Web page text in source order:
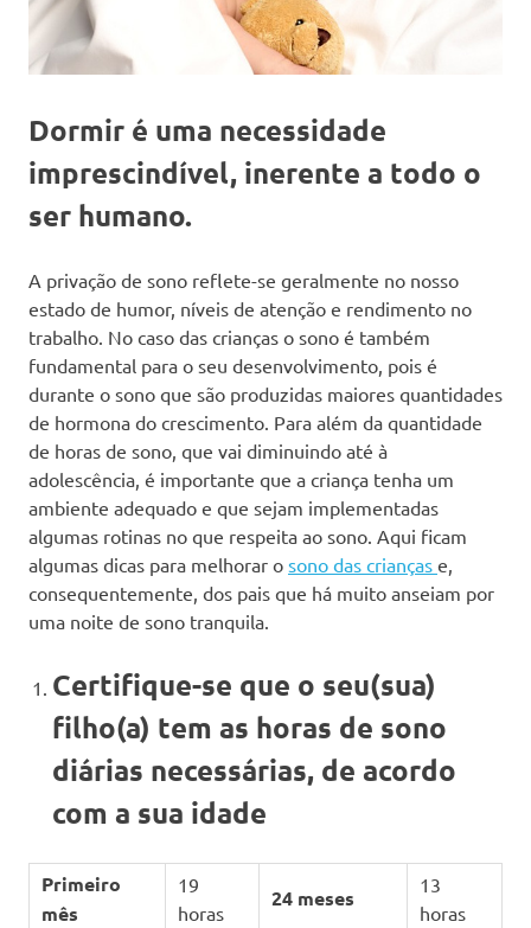
Dormir é uma necessidade
imprescindível, inerente a todo o
ser humano.
A privação de sono reflete-se geralmente no nosso
estado de humor, níveis de atenção e rendimento no
trabalho. No caso das crianças o sono é também
fundamental para o seu desenvolvimento, pois é
durante o sono que são produzidas maiores quantidades
de hormona do crescimento. Para além da quantidade
de horas de sono, que vai diminuindo até à
adolescência, é importante que a criança tenha um
ambiente adequado e que sejam implementadas
algumas rotinas no que respeita ao sono. Aqui ficam
algumas dicas para melhorar o sono das crianças e,
consequentemente, dos pais que há muito anseiam por
uma noite de sono tranquila.
Certifique-se que o seu(sua)
filho(a) tem as horas de sono
diárias necessárias, de acordo
com a sua idade
Primeiro
mês
19
horas
24 meses
13
horas